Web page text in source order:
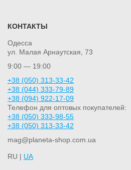
КОНТАКТЫ
Одесса
ул. Малая Арнаутская, 73
9:00 — 19:00
+38 (050) 313-33-42
+38 (044) 333-79-89
+38 (094) 922-17-09
Телефон для оптовых покупателей:
+38 (050) 333-98-55
+38 (050) 313-33-42
mag@planeta-shop.com.ua
RU | UA